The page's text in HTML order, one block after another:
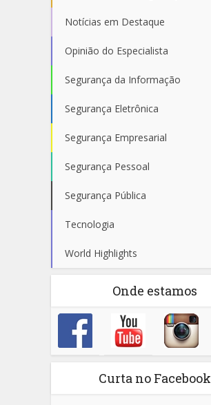
Notícias em Destaque
Opinião do Especialista
Segurança da Informação
Segurança Eletrônica
Segurança Empresarial
Segurança Pessoal
Segurança Pública
Tecnologia
World Highlights
Onde estamos
Curta no Facebook